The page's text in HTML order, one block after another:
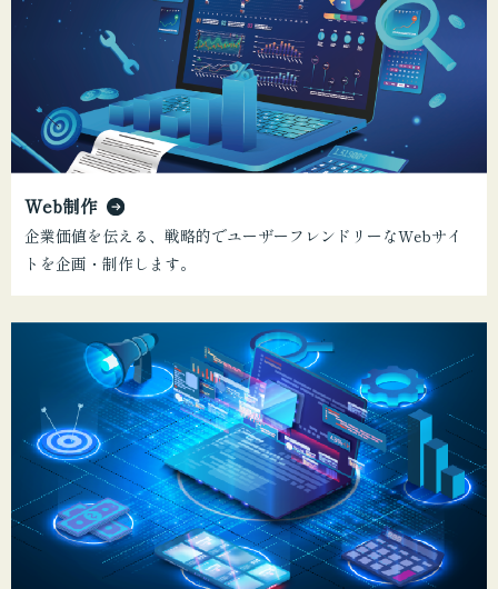
Web制作
企業価値を伝える、戦略的でユーザーフレンドリーなWebサイ
トを企画・制作します。